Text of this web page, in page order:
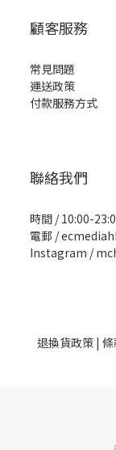
顧客服務
常見問題
運送政策
付款服務方式
聯絡我們
時間 / 10:00-
電郵 /
Instagram /
退換貨政策| 條